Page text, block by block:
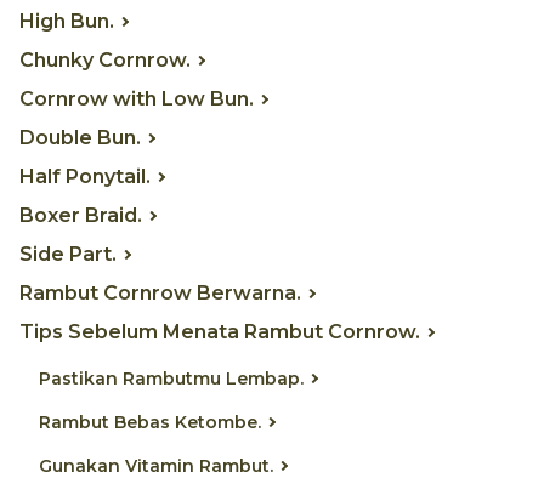
High Bun.
Chunky Cornrow.
Cornrow with Low Bun.
Double Bun.
Half Ponytail.
Boxer Braid.
Side Part.
Rambut Cornrow Berwarna.
Tips Sebelum Menata Rambut Cornrow.
Pastikan Rambutmu Lembap.
Rambut Bebas Ketombe.
Gunakan Vitamin Rambut.